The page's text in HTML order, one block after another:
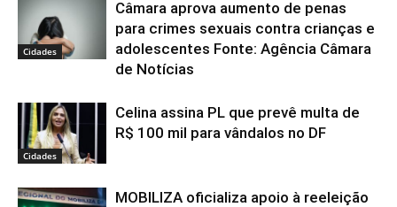
Cidades
Câmara aprova aumento de penas
para crimes sexuais contra crianças e
adolescentes Fonte: Agência Câmara
de Notícias
Cidades
Celina assina PL que prevê multa de
R$ 100 mil para vândalos no DF
MOBILIZA oficializa apoio à reeleição